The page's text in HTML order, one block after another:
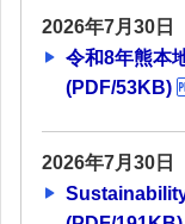
2026年7月30日
令和8年熊本
(PDF/53KB)
2026年7月30日